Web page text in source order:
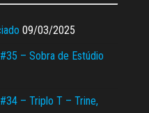
09/03/2025
– Sobra de Estúdio
– Triplo T – Trine,